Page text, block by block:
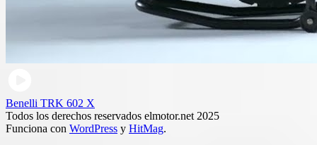
Benelli TRK 602 X
Todos los derechos reservados elmotor.net 2025
Funciona con WordPress y HitMag.